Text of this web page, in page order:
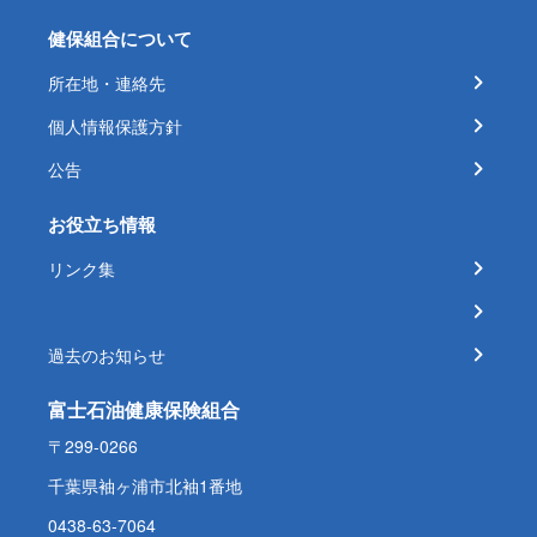
健保組合について
所在地・連絡先
個人情報保護方針
公告
お役立ち情報
リンク集
過去のお知らせ
富士石油健康保険組合
〒299-0266
千葉県袖ヶ浦市北袖1番地
0438-63-7064